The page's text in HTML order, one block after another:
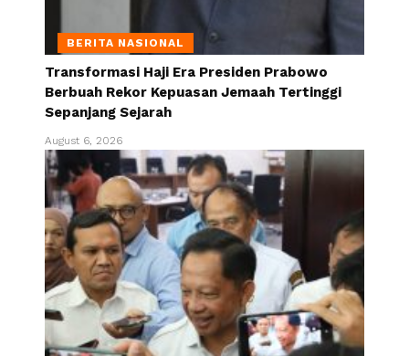
BERITA NASIONAL
Transformasi Haji Era Presiden Prabowo
Berbuah Rekor Kepuasan Jemaah Tertinggi
Sepanjang Sejarah
August 6, 2026